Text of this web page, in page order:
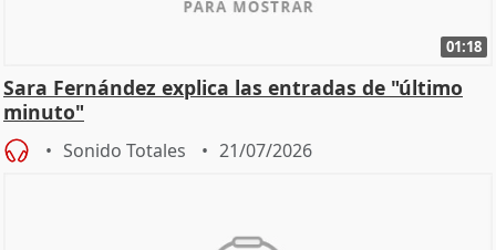
01:18
Sara Fernández explica las entradas de "último
minuto"
Sonido Totales 21/07/2026